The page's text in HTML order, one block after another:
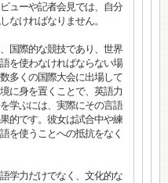
ューや記者会見では、自分
なければなりません。
国際的な競技であり、世界
を使わなければならない場
多くの国際大会に出場して
に身を置くことで、英語力
学ぶには、実際にその言語
的です。彼女は試合中や練
を使うことへの抵抗をなく
学力だけでなく、文化的な